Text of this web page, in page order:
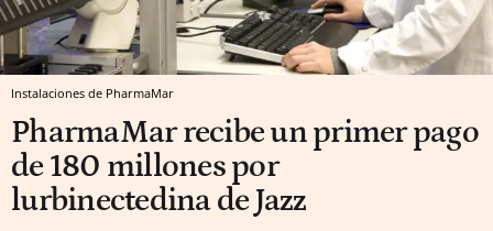
Instalaciones de PharmaMar
PharmaMar recibe un primer pago
de 180 millones por
lurbinectedina de Jazz